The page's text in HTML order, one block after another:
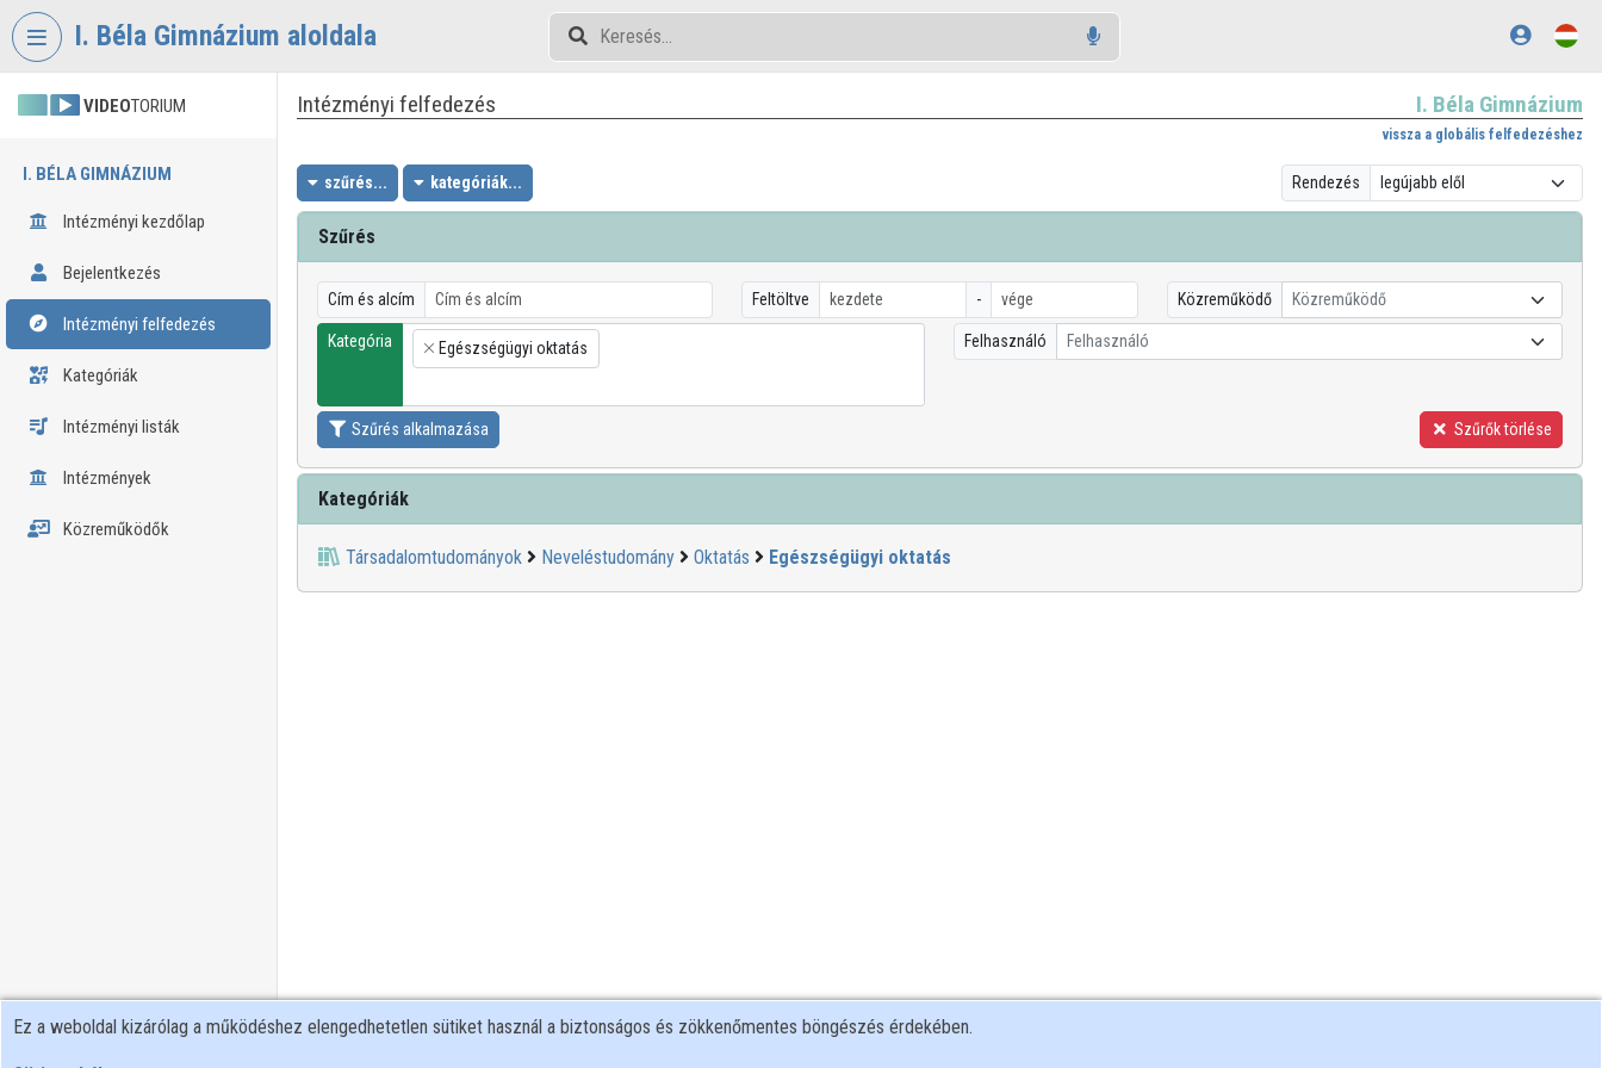
Fejléc kihagyása
I. Béla Gimnázium aloldala
VIDEOTORIUM
I. BÉLA GIMNÁZIUM
Intézményi kezdőlap
Bejelentkezés
Intézményi felfedezés
Kategóriák
Intézményi listák
Intézmények
Közreműködők
Intézményi felfedezés I. Béla Gimnázium
vissza a globális felfedezéshez
szűrés... kategóriák... Rendezés
Szűrés
Cím és alcím Feltöltve - Közreműködő Közreműködő
Kategória
×
Egészségügyi oktatás Felhasználó Felhasználó
Szűrés alkalmazása Szűrők törlése
Kategóriák
Társadalomtudományok Neveléstudomány Oktatás Egészségügyi oktatás
Ez a weboldal kizárólag a működéshez elengedhetetlen sütiket használ a biztonságos és zökkenőmentes böngészés érdekében.